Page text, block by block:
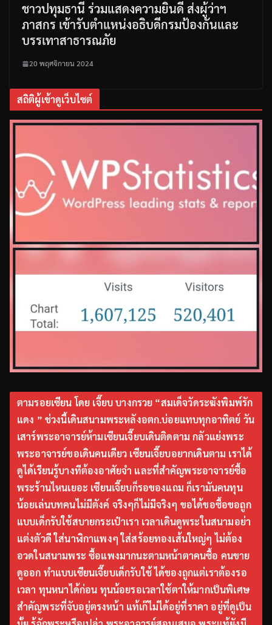
ชาวปทุมธานี ร่วมแสดงความยินดี ส่งผู้ว่าฯ
ภาสกร เข้ารับตำแหน่งอธิบดีกรมป้องกันและ
บรรเทาสาธารณภัย
20 พฤศจิกายน 2024
สถิติผู้เข้าดูเว็บไซต์
ตามรอยเซียน โดย เจี๊ยบ บางกรวย “สมเด็จวัดระฆังพิมพ์รัก
แดง ” ช่วงนี้เดินสนามพระหลังอตก.บ่อยแทบทุกอาทิตย์ วัน
เสาร์พระอาจารย์ห้ามเซียนเจี๊ยบเดินติดตาม กลัวแย่งพระ
พระอาจารย์ขอเดินคนเดียว เซียนเจี๊ยบอยากเดินตาม เราได้
ดูได้เรียนรู้บางทีต้องอาศัยจำ และที่สำคัญพระอาจารย์ซื้อ
พระร้านไหนเยอะ เซียนเจี๊ยบก็รอของแถม ก็เรามันคนทุน
น้อยเล่นบทคนไม่มีตังค์ จริงๆก็ไม่มีจริงๆ ขอได้ขอซื้อขอถูก
แบบเด็กรับใช้สบายกระเป๋าเรา เวลาเดินดูพระในสนามอย่า
แต่งตัวดี ใส่นาฬิกาแพงๆ ใส่สร้อยทองเส้นใหญ่ๆ ไม่ต้อง
อวดในสนามพระ ซื้อแพงมากนะตามหน้าตาคนซื้อ คนขาย
ดูออก ทำแบบเซียนเจี๊ยบเด็กรับใช้ ได้ของถูกแต่เราต้องรอ
เวลา ทุนหนาได้ก่อน ทุนน้อยรอเวลาใช้ตาให้มากเป็นพิเศษ
สำคัญพระที่จับอยู่ตรงหน้า แท้เก๊ไม่ได้อยู่ที่ราคา อยู่ที่ดูเป็น